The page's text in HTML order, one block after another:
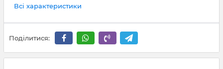
Всі характеристики
Поділитися: